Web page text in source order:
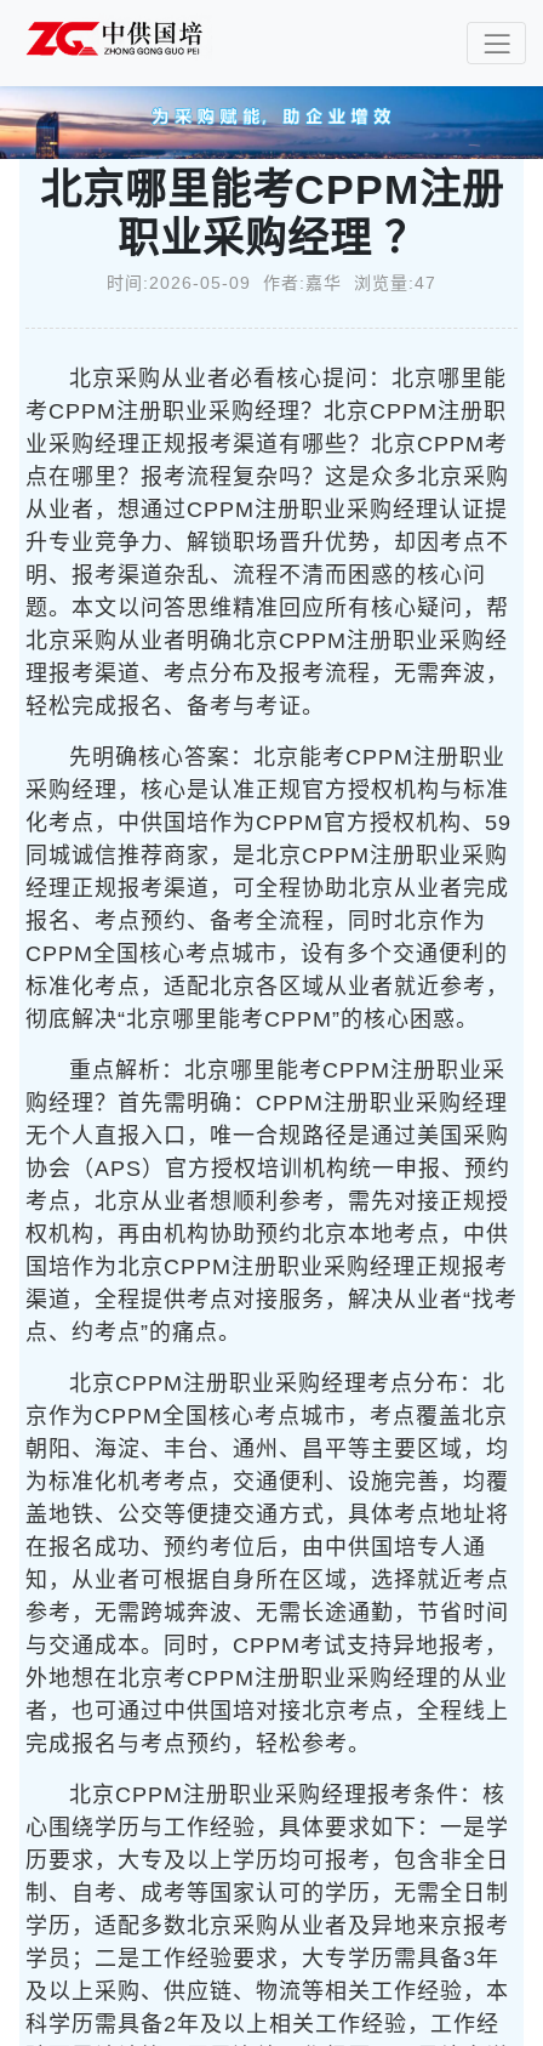
北京哪里能考CPPM注册
职业采购经理 ？
时间:2026-05-09 作者:嘉华 浏览量:47
北京采购从业者必看核心提问：北京哪里能
考CPPM注册职业采购经理？北京CPPM注册职
业采购经理正规报考渠道有哪些？北京CPPM考
点在哪里？报考流程复杂吗？这是众多北京采购
从业者，想通过CPPM注册职业采购经理认证提
升专业竞争力、解锁职场晋升优势，却因考点不
明、报考渠道杂乱、流程不清而困惑的核心问
题。本文以问答思维精准回应所有核心疑问，帮
北京采购从业者明确北京CPPM注册职业采购经
理报考渠道、考点分布及报考流程，无需奔波，
轻松完成报名、备考与考证。
先明确核心答案：北京能考CPPM注册职业
采购经理，核心是认准正规官方授权机构与标准
化考点，中供国培作为CPPM官方授权机构、59
同城诚信推荐商家，是北京CPPM注册职业采购
经理正规报考渠道，可全程协助北京从业者完成
报名、考点预约、备考全流程，同时北京作为
CPPM全国核心考点城市，设有多个交通便利的
标准化考点，适配北京各区域从业者就近参考，
彻底解决“北京哪里能考CPPM”的核心困惑。
重点解析：北京哪里能考CPPM注册职业采
购经理？首先需明确：CPPM注册职业采购经理
无个人直报入口，唯一合规路径是通过美国采购
协会（APS）官方授权培训机构统一申报、预约
考点，北京从业者想顺利参考，需先对接正规授
权机构，再由机构协助预约北京本地考点，中供
国培作为北京CPPM注册职业采购经理正规报考
渠道，全程提供考点对接服务，解决从业者“找考
点、约考点”的痛点。
北京CPPM注册职业采购经理考点分布：北
京作为CPPM全国核心考点城市，考点覆盖北京
朝阳、海淀、丰台、通州、昌平等主要区域，均
为标准化机考考点，交通便利、设施完善，均覆
盖地铁、公交等便捷交通方式，具体考点地址将
在报名成功、预约考位后，由中供国培专人通
知，从业者可根据自身所在区域，选择就近考点
参考，无需跨城奔波、无需长途通勤，节省时间
与交通成本。同时，CPPM考试支持异地报考，
外地想在北京考CPPM注册职业采购经理的从业
者，也可通过中供国培对接北京考点，全程线上
完成报名与考点预约，轻松参考。
北京CPPM注册职业采购经理报考条件：核
心围绕学历与工作经验，具体要求如下：一是学
历要求，大专及以上学历均可报考，包含非全日
制、自考、成考等国家认可的学历，无需全日制
学历，适配多数北京采购从业者及异地来京报考
学员；二是工作经验要求，大专学历需具备3年
及以上采购、供应链、物流等相关工作经验，本
科学历需具备2年及以上相关工作经验，工作经